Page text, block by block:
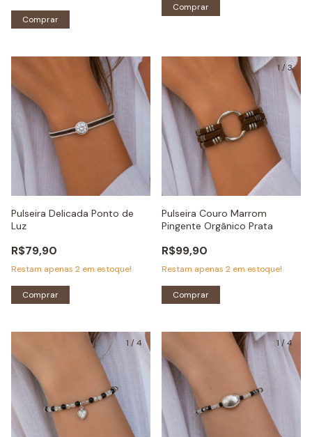
Comprar
Comprar
Pulseira Delicada Ponto de
Luz
R$79,90
Restam apenas 2 em estoque!
Comprar
1/3
Pulseira Couro Marrom
Pingente Orgânico Prata
R$99,90
Restam apenas 2 em estoque!
Comprar
1 /4 1/4